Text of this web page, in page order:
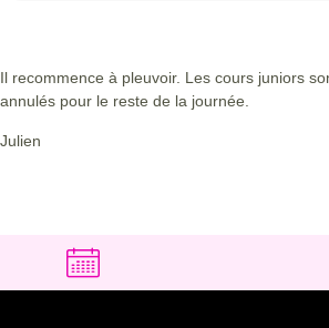
Il recommence à pleuvoir. Les cours juniors
annulés pour le reste de la journée.
Julien